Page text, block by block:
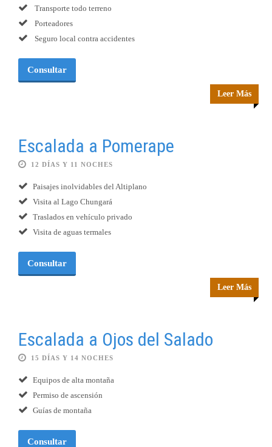
Transporte todo terreno
Porteadores
Seguro local contra accidentes
Consultar
Leer Más
Escalada a Pomerape
12 DÍAS Y 11 NOCHES
Paisajes inolvidables del Altiplano
Visita al Lago Chungará
Traslados en vehículo privado
Visita de aguas termales
Consultar
Leer Más
Escalada a Ojos del Salado
15 DÍAS Y 14 NOCHES
Equipos de alta montaña
Permiso de ascensión
Guías de montaña
Consultar